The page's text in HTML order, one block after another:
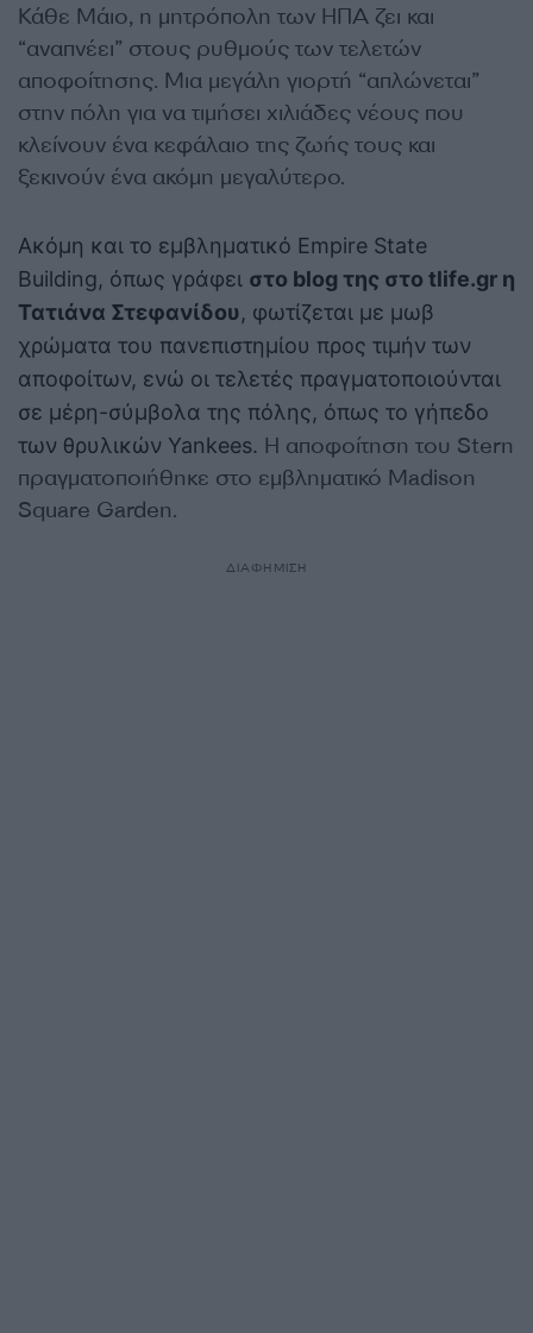
Κάθε Μάιο, η μητρόπολη των ΗΠΑ ζει και
“αναπνέει” στους ρυθμούς των τελετών
αποφοίτησης. Μια μεγάλη γιορτή “απλώνεται”
στην πόλη για να τιμήσει χιλιάδες νέους που
κλείνουν ένα κεφάλαιο της ζωής τους και
ξεκινούν ένα ακόμη μεγαλύτερο.
Ακόμη και το εμβληματικό Empire State
Building, όπως γράφει στο blog της στο tlife.gr η
Τατιάνα Στεφανίδου, φωτίζεται με μωβ
χρώματα του πανεπιστημίου προς τιμήν των
αποφοίτων, ενώ οι τελετές πραγματοποιούνται
σε μέρη-σύμβολα της πόλης, όπως το γήπεδο
των θρυλικών Yankees. Η αποφοίτηση του Stern
πραγματοποιήθηκε στο εμβληματικό Madison
Square Garden.
ΔΙΑΦΗΜΙΣΗ